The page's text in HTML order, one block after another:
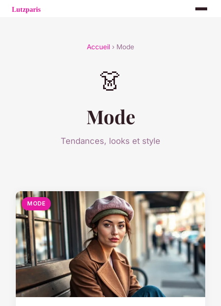
Accueil › Mode
👗
Mode
Tendances, looks et style
MODE